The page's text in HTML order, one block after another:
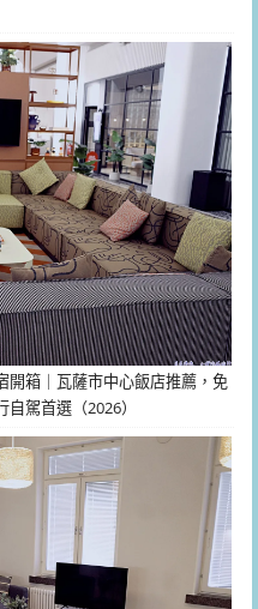
開箱｜瓦薩市中心飯店推薦，免
駕首選（2026）